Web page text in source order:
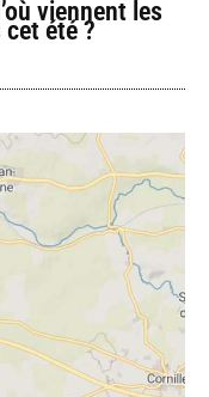
viennent les
cet été ?